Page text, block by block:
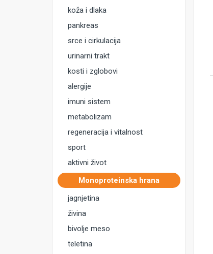
koža i dlaka
pankreas
srce i cirkulacija
urinarni trakt
kosti i zglobovi
alergije
imuni sistem
metabolizam
regeneracija i vitalnost
sport
aktivni život
Monoproteinska hrana
jagnjetina
živina
bivolje meso
teletina